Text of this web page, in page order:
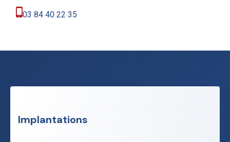
03 84 40 22 35
Implantations